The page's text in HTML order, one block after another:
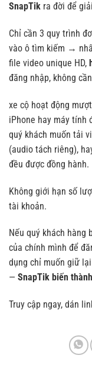
SnapTik ra đời để
Chỉ cần 3 quy trình
vào ô tìm kiếm →
file video unique HD,
đăng nhập, không
xe cộ hoạt động
iPhone hay máy tính
quý khách muốn tải
(audio tách riêng),
đều được đồng hành.
Không giới hạn số
tài khoản.
Nếu quý khách
của chính mình để
dụng chỉ muốn giữ
— SnapTik biến
Truy cập ngay, dán